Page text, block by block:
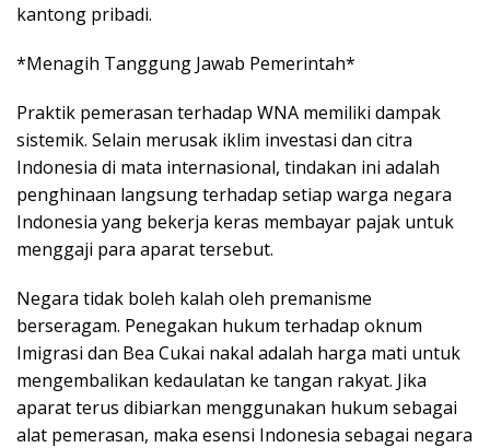
kantong pribadi.
*Menagih Tanggung Jawab Pemerintah*
Praktik pemerasan terhadap WNA memiliki dampak
sistemik. Selain merusak iklim investasi dan citra
Indonesia di mata internasional, tindakan ini adalah
penghinaan langsung terhadap setiap warga negara
Indonesia yang bekerja keras membayar pajak untuk
menggaji para aparat tersebut.
Negara tidak boleh kalah oleh premanisme
berseragam. Penegakan hukum terhadap oknum
Imigrasi dan Bea Cukai nakal adalah harga mati untuk
mengembalikan kedaulatan ke tangan rakyat. Jika
aparat terus dibiarkan menggunakan hukum sebagai
alat pemerasan, maka esensi Indonesia sebagai negara